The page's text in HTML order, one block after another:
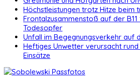
Höchstleistungen trotz Hitze beim
Frontalzusammenstoß auf der
Todesopfer
Unfall im Begegnungsverkehr auf
Heftiges Unwetter verursacht
Einsätze